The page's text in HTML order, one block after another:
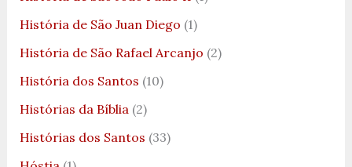
História de São Juan Diego (1)
História de São Rafael Arcanjo (2)
História dos Santos (10)
Histórias da Bíblia(2)
Histórias dos Santos (33)